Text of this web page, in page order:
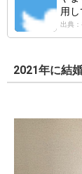
用
出典
2021年に結